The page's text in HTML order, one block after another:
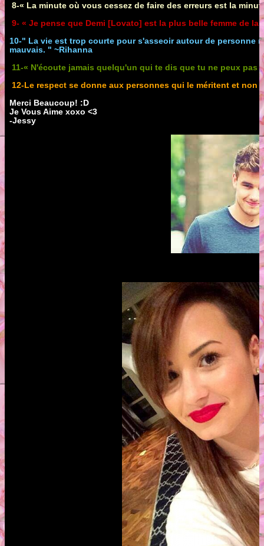
8-« La minute où vous cessez de faire des erreurs est la
9- « Je pense que Demi [Lovato] est la plus belle femme de la
10-" La vie est trop courte pour s'asseoir autour de personne
mauvais. " ~Rihanna
11-« N'écoute jamais quelqu'un qui te dis que tu ne peux pas
12-Le respect se donne aux personnes qui le méritent et non
Merci Beaucoup! :D
Je Vous Aime xoxo <3
-Jessy